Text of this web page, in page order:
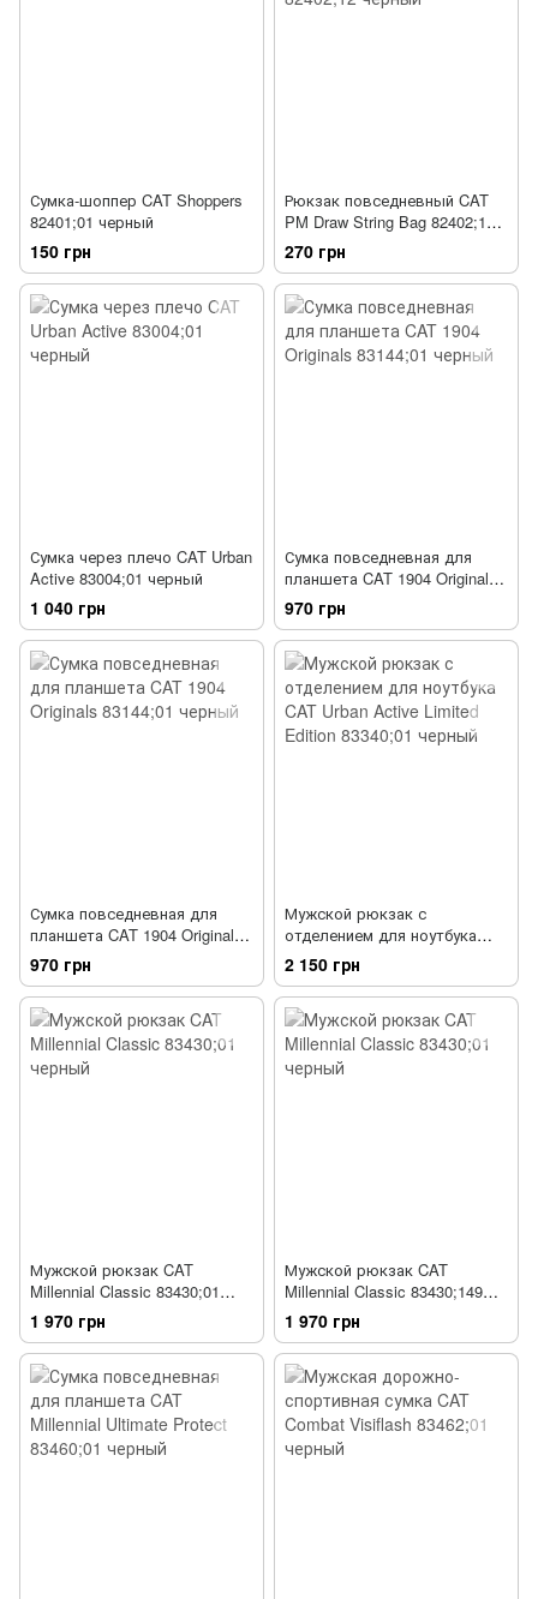
Сумка-шоппер CAT Shoppers
82401;01 черный
150 грн
Рюкзак повседневный CAT
PM Draw String Bag 82402;12
черный
270 грн
Сумка через плечо CAT Urban
Active 83004;01 черный
1 040 грн
Сумка повседневная для
планшета CAT 1904 Originals
83144;01 черный
970 грн
Сумка повседневная для
планшета CAT 1904 Originals
83144;101 песочный
970 грн
Мужской рюкзак с
отделением для ноутбука
CAT Urban Active Limited
Edition 83340;01 черный
2 150 грн
Мужской рюкзак CAT
Millennial Classic 83430;01
черный
1 970 грн
Мужской рюкзак CAT
Millennial Classic 83430;149
красный
1 970 грн